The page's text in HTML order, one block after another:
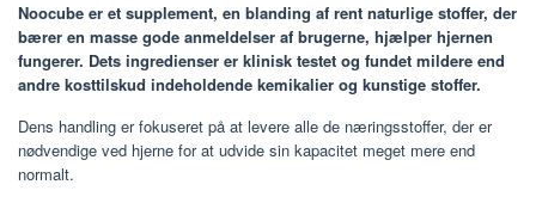
Noocube er et supplement, en blanding af rent naturlige stoffer, der
bærer en masse gode anmeldelser af brugerne, hjælper hjernen
fungerer. Dets ingredienser er klinisk testet og fundet mildere end
andre kosttilskud indeholdende kemikalier og kunstige stoffer.
Dens handling er fokuseret på at levere alle de næringsstoffer, der er
nødvendige ved hjerne for at udvide sin kapacitet meget mere end
normalt.